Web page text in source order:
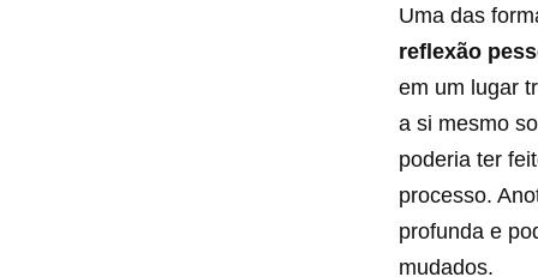
Uma das
reflexão
em um lugar
a si mesmo
poderia ter
processo.
profunda e
mudados.